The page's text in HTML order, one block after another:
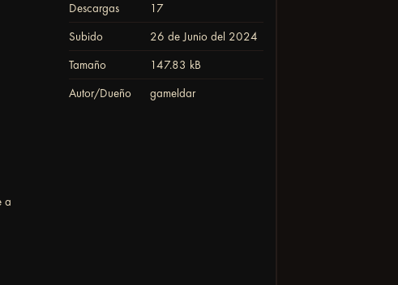
a
Descargas
17
Subido
26 de Junio del 2024
Tamaño
147.83 kB
Autor/Dueño
gameldar